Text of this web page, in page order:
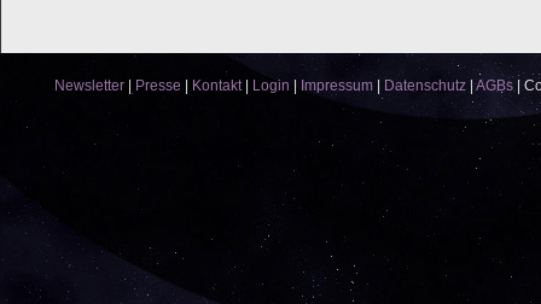
Newsletter Presse Kontakt| Login Impressum Datenschutz |AGBs|